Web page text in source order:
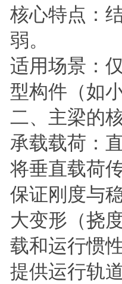
核心特点：
弱。
适用场景：
型构件（如
二、主梁的
承载载荷：
将垂直载荷
保证刚度与
大变形（挠
载和运行惯
提供运行轨